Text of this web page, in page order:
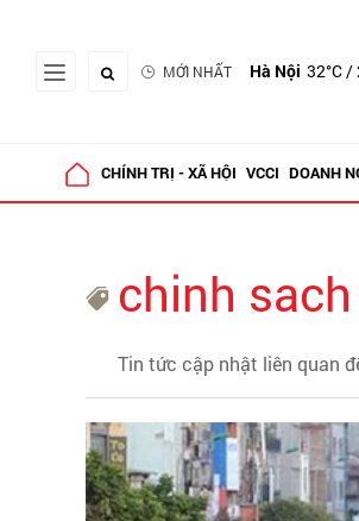
MỚI NHẤT Hà Nội 32°C/
CHÍNH TRỊ - XÃ HỘI VCCI DOANH
chinh
Tin tức cập nhật liên quan